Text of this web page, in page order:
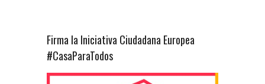
Firma la Iniciativa Ciudadana Europea
#CasaParaTodos